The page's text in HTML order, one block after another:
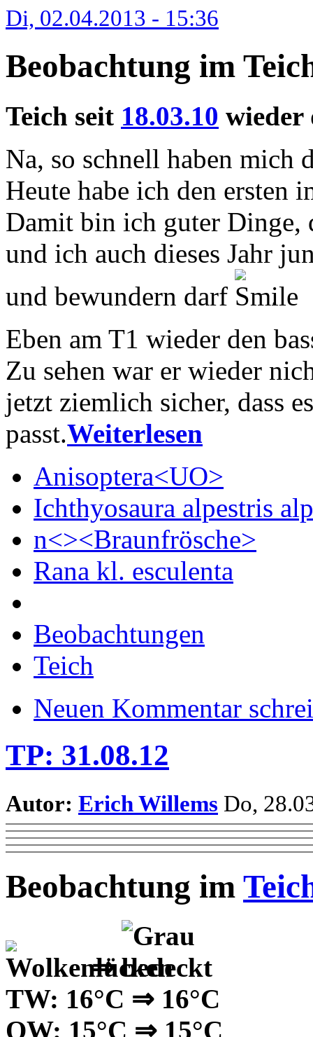
Di, 02.04.2013 - 15:36
Beobachtung im
Teich seit 18.03.10 wieder
Na, so schnell haben mich
Heute habe ich den ersten
Damit bin ich guter Dinge,
und ich auch dieses Jahr
und bewundern darf
.
Eben am T1 wieder den
Zu sehen war er wieder
jetzt ziemlich sicher, dass
passt.Weiterlesen
Anisoptera<UO>
Ichthyosaura alpestris
n<><Braunfrösche>
Rana kl. esculenta
Beobachtungen
Teich
Neuen Kommentar
TP: 31.08.12
Autor: Erich Willems Do,
Beobachtung im
⇒
TW: 16°C ⇒ 16°C
OW: 15°C ⇒ 15°C